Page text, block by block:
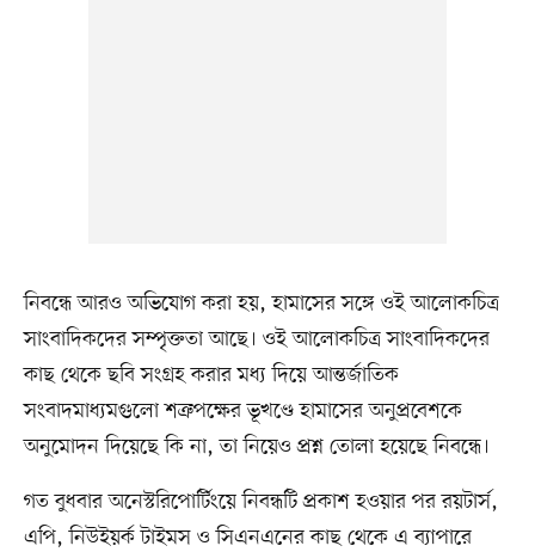
নিবন্ধে আরও অভিযোগ করা হয়, হামাসের সঙ্গে ওই আলোকচিত্র
সাংবাদিকদের সম্পৃক্ততা আছে। ওই আলোকচিত্র সাংবাদিকদের
কাছ থেকে ছবি সংগ্রহ করার মধ্য দিয়ে আন্তর্জাতিক
সংবাদমাধ্যমগুলো শত্রুপক্ষের ভূখণ্ডে হামাসের অনুপ্রবেশকে
অনুমোদন দিয়েছে কি না, তা নিয়েও প্রশ্ন তোলা হয়েছে নিবন্ধে।
গত বুধবার অনেস্টরিপোর্টিংয়ে নিবন্ধটি প্রকাশ হওয়ার পর রয়টার্স,
এপি, নিউইয়র্ক টাইমস ও সিএনএনের কাছ থেকে এ ব্যাপারে